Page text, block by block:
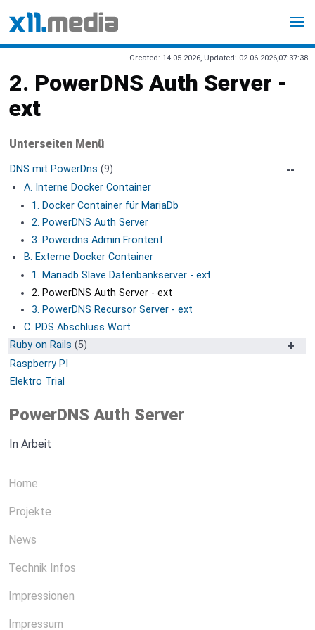
2. PowerDNS Auth Server -
ext
Created: 14.05.2026, Updated: 02.06.2026,07:37:38
Unterseiten Menü
DNS mit PowerDns (9)
A. Interne Docker Container
1. Docker Container für MariaDb
2. PowerDNS Auth Server
3. Powerdns Admin Frontent
B. Externe Docker Container
1. Mariadb Slave Datenbankserver - ext
2. PowerDNS Auth Server - ext
3. PowerDNS Recursor Server - ext
C. PDS Abschluss Wort
Ruby on Rails (5)
Trix Editor anpassen
Trix Editor Syntax Highlight
Hierarchische / Tree Navigation
Raspberry PI
Elektro Trial
PowerDNS Auth Server
In Arbeit
Home
Projekte
News
Technik Infos
Impressionen
Impressum